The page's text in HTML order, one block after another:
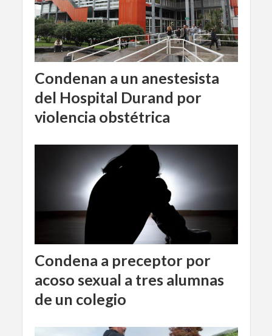
Condenan a un anestesista
del Hospital Durand por
violencia obstétrica
Condena a preceptor por
acoso sexual a tres alumnas
de un colegio